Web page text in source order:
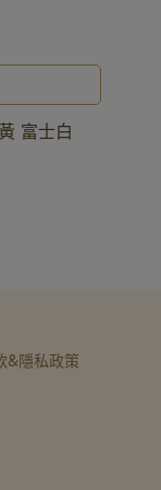
富士白
&隱私政策